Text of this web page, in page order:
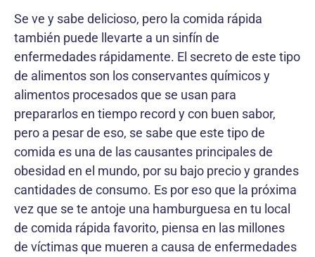
Se ve y sabe delicioso, pero la comida rápida
también puede llevarte a un sinfín de
enfermedades rápidamente. El secreto de este tipo
de alimentos son los conservantes químicos y
alimentos procesados que se usan para
prepararlos en tiempo record y con buen sabor,
pero a pesar de eso, se sabe que este tipo de
comida es una de las causantes principales de
obesidad en el mundo, por su bajo precio y grandes
cantidades de consumo. Es por eso que la próxima
vez que se te antoje una hamburguesa en tu local
de comida rápida favorito, piensa en las millones
de víctimas que mueren a causa de enfermedades